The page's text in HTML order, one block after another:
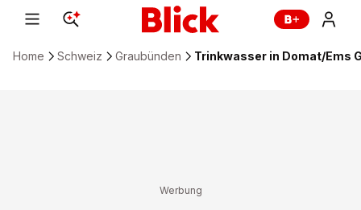
Home Schweiz Graubünden Trinkwasser in Domat/Ems